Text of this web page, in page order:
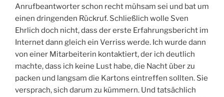
Anrufbeantworter schon recht mühsam sei und bat um
einen dringenden Rückruf. Schließlich wolle Sven
Ehrlich doch nicht, dass der erste Erfahrungsbericht im
Internet dann gleich ein Verriss werde. Ich wurde dann
von einer Mitarbeiterin kontaktiert, der ich deutlich
machte, dass ich keine Lust habe, die Nacht über zu
packen und langsam die Kartons eintreffen sollten. Sie
versprach, sich darum zu kümmern. Und tatsächlich